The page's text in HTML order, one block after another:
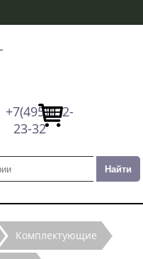
+7(495)132-
23-32
Комплектующие